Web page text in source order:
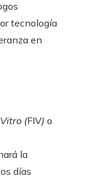
tecnología
en
(FIV) o
la
días